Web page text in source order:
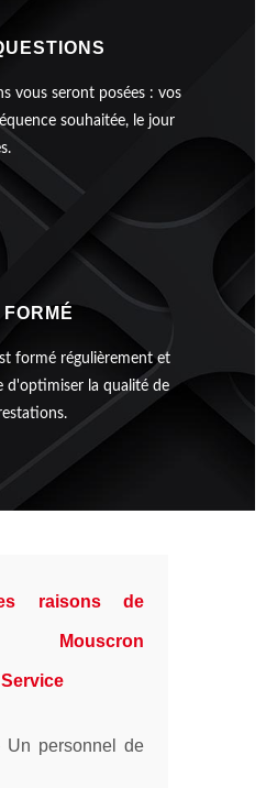
vous seront posées : vos
souhaitée, le jour
formé régulièrement et
d'optimiser la qualité de
raisons de
Mouscron
de